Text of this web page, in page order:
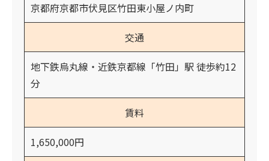
京都府京都市伏見区竹田東小屋ノ内町
交通
地下鉄烏丸線・近鉄京都線「竹田」駅 徒歩約12
分
賃料
1,650,000円